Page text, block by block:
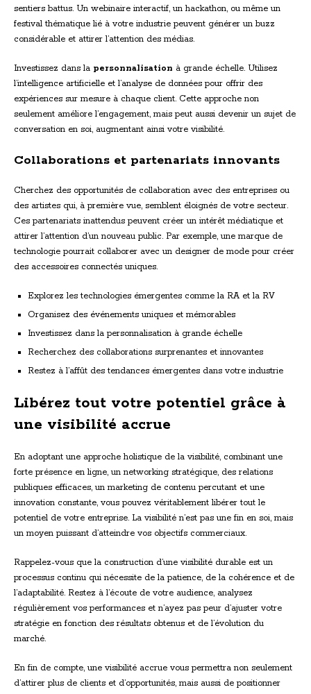
sentiers battus. Un webinaire interactif, un hackathon, ou même un
festival thématique lié à votre industrie peuvent générer un buzz
considérable et attirer l’attention des médias.
Investissez dans la personnalisation à grande échelle. Utilisez
l’intelligence artificielle et l’analyse de données pour offrir des
expériences sur mesure à chaque client. Cette approche non
seulement améliore l’engagement, mais peut aussi devenir un sujet de
conversation en soi, augmentant ainsi votre visibilité.
Collaborations et partenariats innovants
Cherchez des opportunités de collaboration avec des entreprises ou
des artistes qui, à première vue, semblent éloignés de votre secteur.
Ces partenariats inattendus peuvent créer un intérêt médiatique et
attirer l’attention d’un nouveau public. Par exemple, une marque de
technologie pourrait collaborer avec un designer de mode pour créer
des accessoires connectés uniques.
Explorez les technologies émergentes comme la RA et la RV
Organisez des événements uniques et mémorables
Investissez dans la personnalisation à grande échelle
Recherchez des collaborations surprenantes et innovantes
Restez à l’affût des tendances émergentes dans votre industrie
Libérez tout votre potentiel grâce à
une visibilité accrue
En adoptant une approche holistique de la visibilité, combinant une
forte présence en ligne, un networking stratégique, des relations
publiques efficaces, un marketing de contenu percutant et une
innovation constante, vous pouvez véritablement libérer tout le
potentiel de votre entreprise. La visibilité n’est pas une fin en soi, mais
un moyen puissant d’atteindre vos objectifs commerciaux.
Rappelez-vous que la construction d’une visibilité durable est un
processus continu qui nécessite de la patience, de la cohérence et de
l’adaptabilité. Restez à l’écoute de votre audience, analysez
régulièrement vos performances et n’ayez pas peur d’ajuster votre
stratégie en fonction des résultats obtenus et de l’évolution du
marché.
En fin de compte, une visibilité accrue vous permettra non seulement
d’attirer plus de clients et d’opportunités, mais aussi de positionner